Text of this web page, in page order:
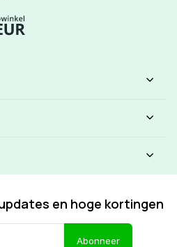
en hoge kortingen
Abonneer